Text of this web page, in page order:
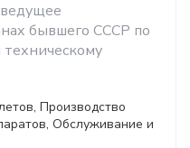
бывшего СССР по
Производство
Обслуживание и